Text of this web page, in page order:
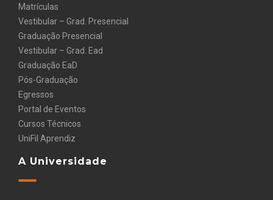
Matrículas
Vestibular – Grad. Presencial
Graduação Presencial
Vestibular – Grad. Ead
Graduação EaD
Pós-Graduação
Egressos
Portal de Eventos
Cursos Técnicos
UniFil Aprendiz
A Universidade